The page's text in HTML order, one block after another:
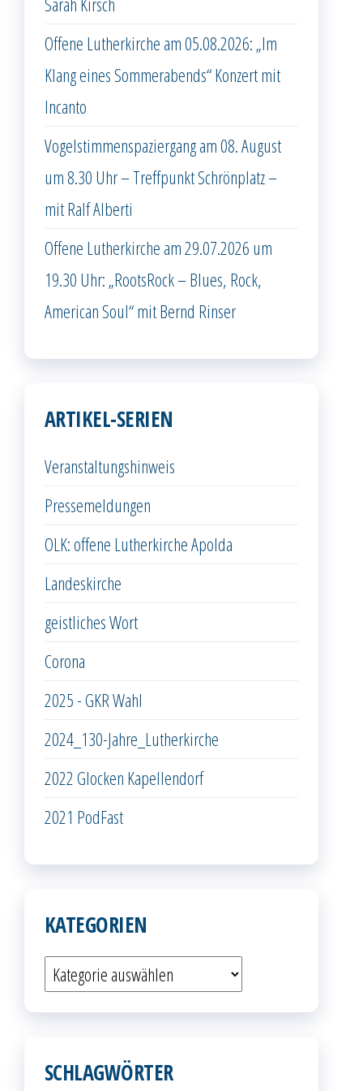
Offene Lutherkirche am 05.08.2026: „Im
Klang eines Sommerabends“ Konzert mit
Incanto
Vogelstimmenspaziergang am 08. August
um 8.30 Uhr – Treffpunkt Schrönplatz –
mit Ralf Alberti
Offene Lutherkirche am 29.07.2026 um
19.30 Uhr: „RootsRock – Blues, Rock,
American Soul“ mit Bernd Rinser
ARTIKEL-SERIEN
Veranstaltungshinweis
Pressemeldungen
OLK: offene Lutherkirche Apolda
Landeskirche
geistliches Wort
Corona
2025 - GKR Wahl
2024_130-Jahre_Lutherkirche
2022 Glocken Kapellendorf
2021 PodFast
KATEGORIEN
Kategorien
SCHLAGWÖRTER